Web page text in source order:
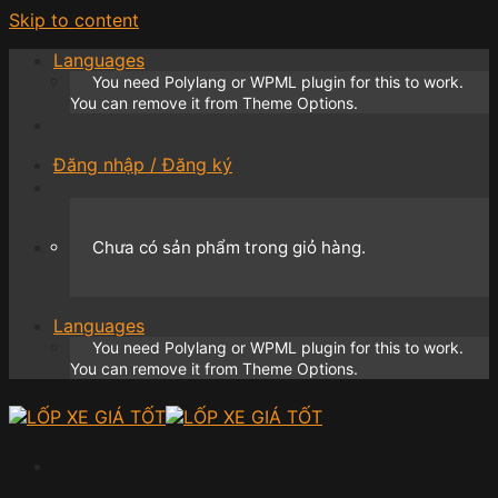
Skip to content
Languages
You need Polylang or WPML plugin for this to work.
You can remove it from Theme Options.
Đăng nhập / Đăng ký
Chưa có sản phẩm trong giỏ hàng.
Languages
You need Polylang or WPML plugin for this to work.
You can remove it from Theme Options.